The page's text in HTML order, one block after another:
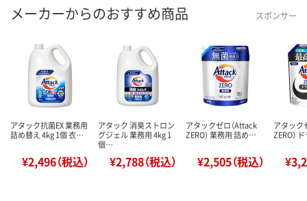
メーカーからのおすすめ商品 スポンサー
アタック抗菌EX 業務用
詰め替え 4kg 1個 衣…
¥2,496（税込）
アタック 消臭ストロン
グジェル 業務用 4kg 1
個…
¥2,788（税込）
アタックゼロ（Attack
ZERO） 業務用 詰め…
¥2,505（税込）
アタック
ZERO）